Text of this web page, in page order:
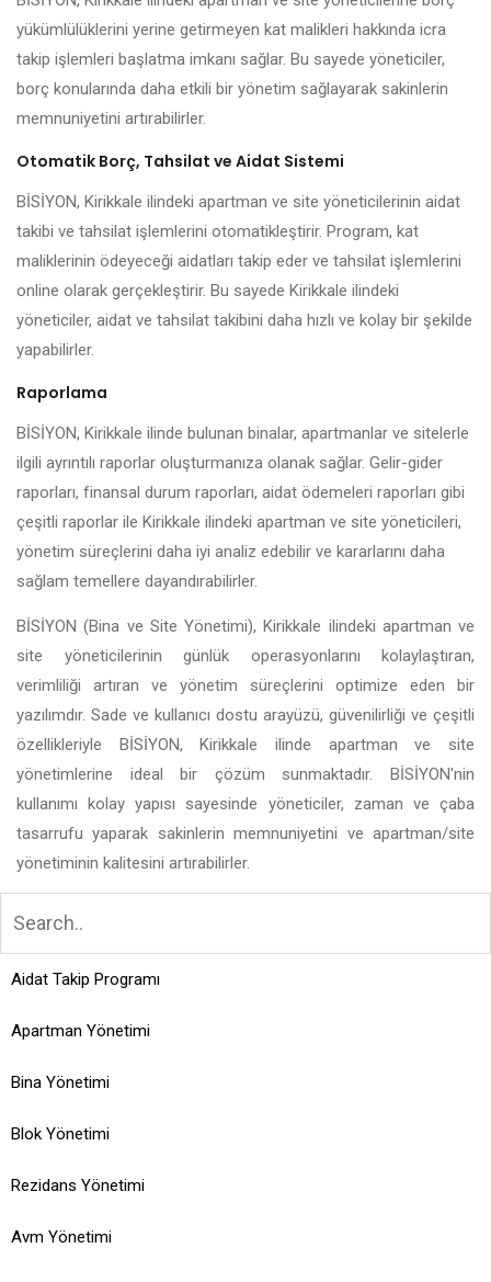
yükümlülüklerini yerine getirmeyen kat malikleri hakkında icra
takip işlemleri başlatma imkanı sağlar. Bu sayede yöneticiler,
borç konularında daha etkili bir yönetim sağlayarak sakinlerin
memnuniyetini artırabilirler.
Otomatik Borç, Tahsilat ve Aidat Sistemi
BİSİYON, Kirikkale ilindeki apartman ve site yöneticilerinin aidat
takibi ve tahsilat işlemlerini otomatikleştirir. Program, kat
maliklerinin ödeyeceği aidatları takip eder ve tahsilat işlemlerini
online olarak gerçekleştirir. Bu sayede Kirikkale ilindeki
yöneticiler, aidat ve tahsilat takibini daha hızlı ve kolay bir şekilde
yapabilirler.
Raporlama
BİSİYON, Kirikkale ilinde bulunan binalar, apartmanlar ve sitelerle
ilgili ayrıntılı raporlar oluşturmanıza olanak sağlar. Gelir-gider
raporları, finansal durum raporları, aidat ödemeleri raporları gibi
çeşitli raporlar ile Kirikkale ilindeki apartman ve site yöneticileri,
yönetim süreçlerini daha iyi analiz edebilir ve kararlarını daha
sağlam temellere dayandırabilirler.
BİSİYON (Bina ve Site Yönetimi), Kirikkale ilindeki apartman ve
site yöneticilerinin günlük operasyonlarını kolaylaştıran,
verimliliği artıran ve yönetim süreçlerini optimize eden bir
yazılımdır. Sade ve kullanıcı dostu arayüzü, güvenilirliği ve çeşitli
özellikleriyle BİSİYON, Kirikkale ilinde apartman ve site
yönetimlerine ideal bir çözüm sunmaktadır. BİSİYON'nin
kullanımı kolay yapısı sayesinde yöneticiler, zaman ve çaba
tasarrufu yaparak sakinlerin memnuniyetini ve apartman/site
yönetiminin kalitesini artırabilirler.
Aidat Takip Programı
Apartman Yönetimi
Bina Yönetimi
Blok Yönetimi
Rezidans Yönetimi
Avm Yönetimi